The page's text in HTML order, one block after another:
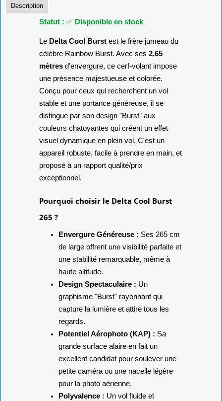
Description
Statut : ✅ Disponible en stock
Le Delta Cool Burst est le frère jumeau du
célèbre Rainbow Burst. Avec ses 2,65
mètres d'envergure, ce cerf-volant impose
une présence majestueuse et colorée.
Conçu pour ceux qui recherchent un vol
stable et une portance généreuse, il se
distingue par son design "Burst" aux
couleurs chatoyantes qui créent un effet
visuel dynamique en plein vol. C'est un
appareil robuste, facile à prendre en main, et
proposé à un rapport qualité/prix
exceptionnel.
Pourquoi choisir le Delta Cool Burst
265 ?
Envergure Généreuse : Ses 265 cm
de large offrent une visibilité parfaite et
une stabilité remarquable, même à
haute altitude.
Design Spectaculaire : Un
graphisme "Burst" rayonnant qui
capture la lumière et attire tous les
regards.
Potentiel Aérophoto (KAP) : Sa
grande surface alaire en fait un
excellent candidat pour soulever une
petite caméra ou une nacelle légère
pour la photo aérienne.
Polyvalence : Un vol fluide et